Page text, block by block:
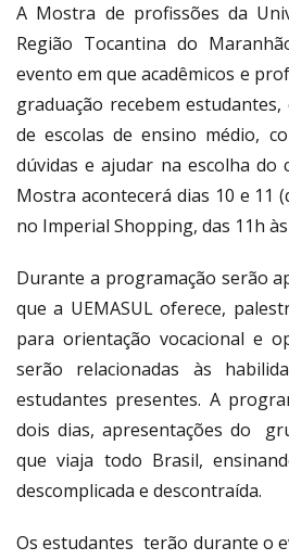
A Mostra de profissões da
Região Tocantina do
evento em que acadêmicos e
graduação recebem
de escolas de ensino médio,
dúvidas e ajudar na escolha do
Mostra acontecerá dias 10 e 11
no Imperial Shopping, das 11h
Durante a programação serão
que a UEMASUL oferece,
para orientação vocacional e
serão relacionadas às
estudantes presentes. A
dois dias, apresentações do
que viaja todo Brasil,
descomplicada e descontraída.
Os estudantes terão durante o